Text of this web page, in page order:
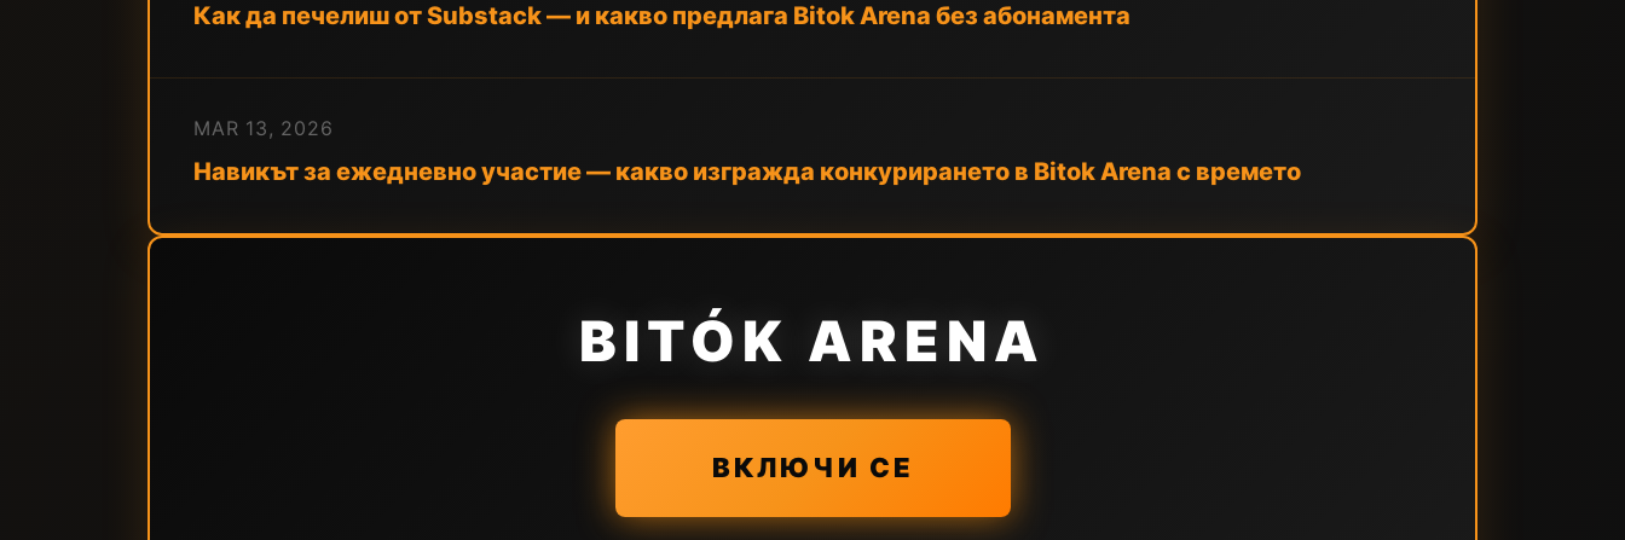
Как да печелиш от Substack — и какво предлага Bitok Arena без абонамента
MAR 13, 2026
Навикът за ежедневно участие — какво изгражда конкурирането в Bitok Arena с времето
BITÓK ARENA
ВКЛЮЧИ СЕ